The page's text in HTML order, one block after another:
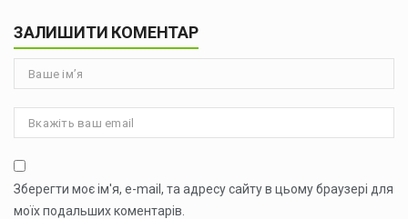
ЗАЛИШИТИ КОМЕНТАР
Зберегти моє ім'я, e-mail, та адресу сайту в цьому браузері для
моїх подальших коментарів.